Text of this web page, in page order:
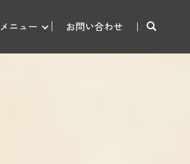
メニュー お問い合わせ